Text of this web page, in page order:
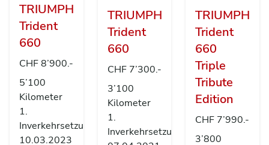
TRIUMPH
Trident
660
CHF 8’900.-
5’100
Kilometer
1.
Inverkehrsetzung
10.03.2023
TRIUMPH
Trident
660
CHF 7’300.-
3’100
Kilometer
1.
Inverkehrsetzung
TRIUMPH
Trident
660
Triple
Tribute
Edition
CHF 7’990.-
3’800